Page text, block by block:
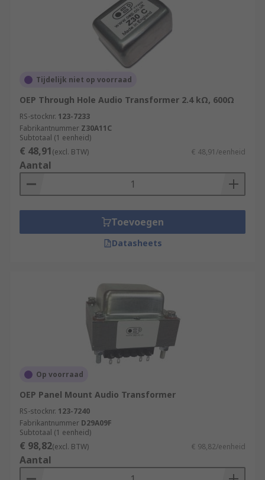
Tijdelijk niet op voorraad
OEP Through Hole Audio Transformer 2.4 kΩ, 600Ω
RS-stocknr. 123-7233
Fabrikantnummer Z30A11C
Subtotaal (1 eenheid)
€ 48,91(excl. BTW) € 48,91/eenheid
Aantal
Toevoegen
Datasheets
Op voorraad
OEP Panel Mount Audio Transformer
RS-stocknr. 123-7240
Fabrikantnummer D29A09F
Subtotaal (1 eenheid)
€ 98,82(excl. BTW) € 98,82/eenheid
Aantal